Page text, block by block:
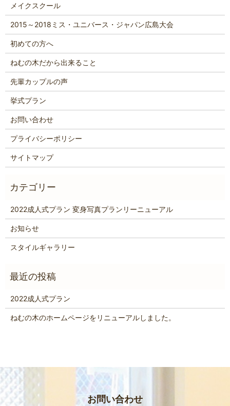
メイクスクール
2015～2018ミス・ユニバース・ジャパン広島大会
初めての方へ
ねむの木だから出来ること
先輩カップルの声
挙式プラン
お問い合わせ
プライバシーポリシー
サイトマップ
2022成人式プラン 変身写真プランリーニューアル
お知らせ
スタイルギャラリー
2022成人式プラン
ねむの木のホームページをリニューアルしました。
お問い合わせ